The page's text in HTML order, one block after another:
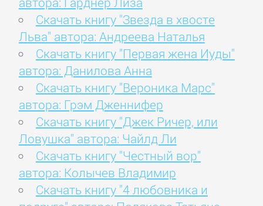
Скачать книгу "Звезда в хвосте
Льва" автора: Андреева Наталья
Скачать книгу "Первая жена Иуды"
автора: Данилова Анна
Скачать книгу "Вероника Марс"
автора: Грэм Дженнифер
Скачать книгу "Джек Ричер, или
Ловушка" автора: Чайлд Ли
Скачать книгу "Честный вор"
автора: Колычев Владимир
Скачать книгу "4 любовника и